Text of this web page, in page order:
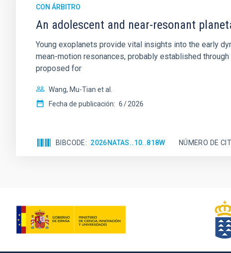
CON ÁRBITRO
An adolescent and near-resonant
Young exoplanets provide vital insights into the early
mean-motion resonances, probably established
proposed for
Wang, Mu-Tian et al.
Fecha de publicación: 6 2026
BIBCODE 2026NATAS..10..818W NÚMERO DE